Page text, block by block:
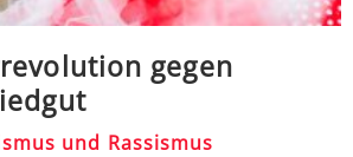
gegen
und Rassismus